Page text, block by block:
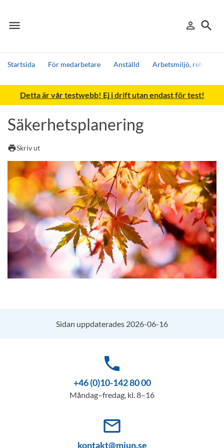
menu
Meny person_outline
Logga in
search
Sök
Startsida För medarbetare Anställd Arbetsmiljö,
Sök
Andra söktjänster
Detta är vår testwebb! Ej i drift utan endast för test!
Säkerhetsplanering
printSkriv ut
Sidan uppdaterades 2026-06-16
phone
+46 (0)10-142 80 00
Måndag–fredag, kl. 8–16
mail_outline
kontakt@miun.se